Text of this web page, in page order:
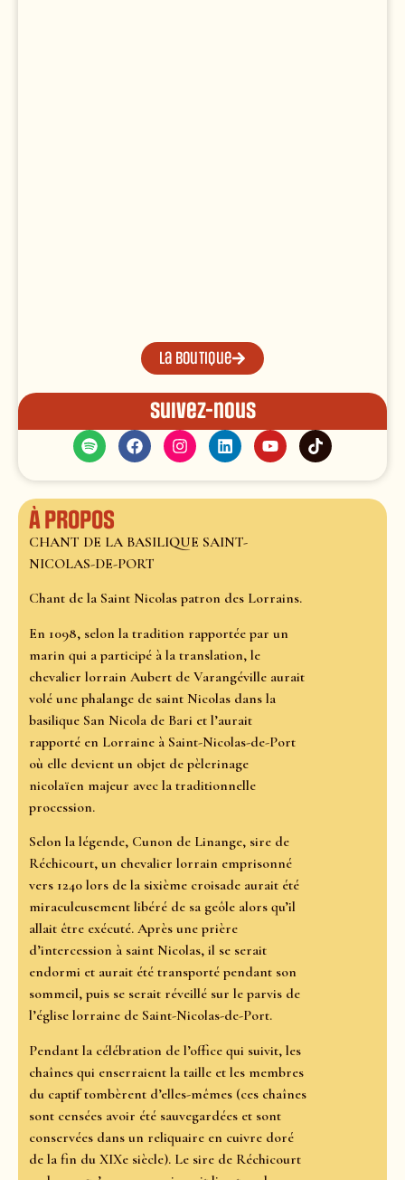
La boutique
Suivez-nous
À propos
CHANT DE LA BASILIQUE SAINT-
NICOLAS-DE-PORT
Chant de la Saint Nicolas patron des Lorrains.
En 1098, selon la tradition rapportée par un
marin qui a participé à la translation, le
chevalier lorrain Aubert de Varangéville aurait
volé une phalange de saint Nicolas dans la
basilique San Nicola de Bari et l’aurait
rapporté en Lorraine à Saint-Nicolas-de-Port
où elle devient un objet de pèlerinage
nicolaïen majeur avec la traditionnelle
procession.
Selon la légende, Cunon de Linange, sire de
Réchicourt, un chevalier lorrain emprisonné
vers 1240 lors de la sixième croisade aurait été
miraculeusement libéré de sa geôle alors qu’il
allait être exécuté. Après une prière
d’intercession à saint Nicolas, il se serait
endormi et aurait été transporté pendant son
sommeil, puis se serait réveillé sur le parvis de
l’église lorraine de Saint-Nicolas-de-Port.
Pendant la célébration de l’office qui suivit, les
chaînes qui enserraient la taille et les membres
du captif tombèrent d’elles-mêmes (ces chaînes
sont censées avoir été sauvegardées et sont
conservées dans un reliquaire en cuivre doré
de la fin du XIXe siècle). Le sire de Réchicourt